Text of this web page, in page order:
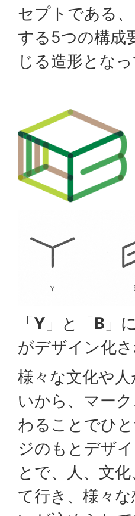
セプトである
する5つの構成
じる造形となっ
「Y 」と「B 」
がデザイン化
様々な文化や
いから、マー
わることでひ
ジのもとデザ
とで、人、文
て行き、様々